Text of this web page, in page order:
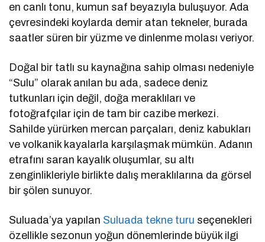
en canlı tonu, kumun saf beyazıyla buluşuyor. Ada
çevresindeki koylarda demir atan tekneler, burada
saatler süren bir yüzme ve dinlenme molası veriyor.
Doğal bir tatlı su kaynağına sahip olması nedeniyle
“Sulu” olarak anılan bu ada, sadece deniz
tutkunları için değil, doğa meraklıları ve
fotoğrafçılar için de tam bir cazibe merkezi.
Sahilde yürürken mercan parçaları, deniz kabukları
ve volkanik kayalarla karşılaşmak mümkün. Adanın
etrafını saran kayalık oluşumlar, su altı
zenginlikleriyle birlikte dalış meraklılarına da görsel
bir şölen sunuyor.
Suluada’ya yapılan Suluada tekne turu seçenekleri
özellikle sezonun yoğun dönemlerinde büyük ilgi